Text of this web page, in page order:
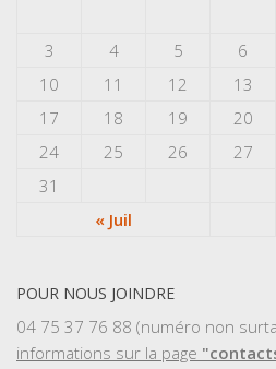
3
4 5 6
10
11 12 13
17
18 19 20
24
25 26 27
31
« Juil
POUR NOUS JOINDRE
04 75 37 76 88 (numéro non
informations sur la page